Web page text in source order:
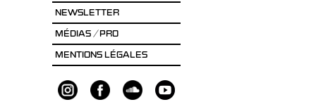
NEWSLETTER
MÉDIAS / PRO
MENTIONS LÉGALES